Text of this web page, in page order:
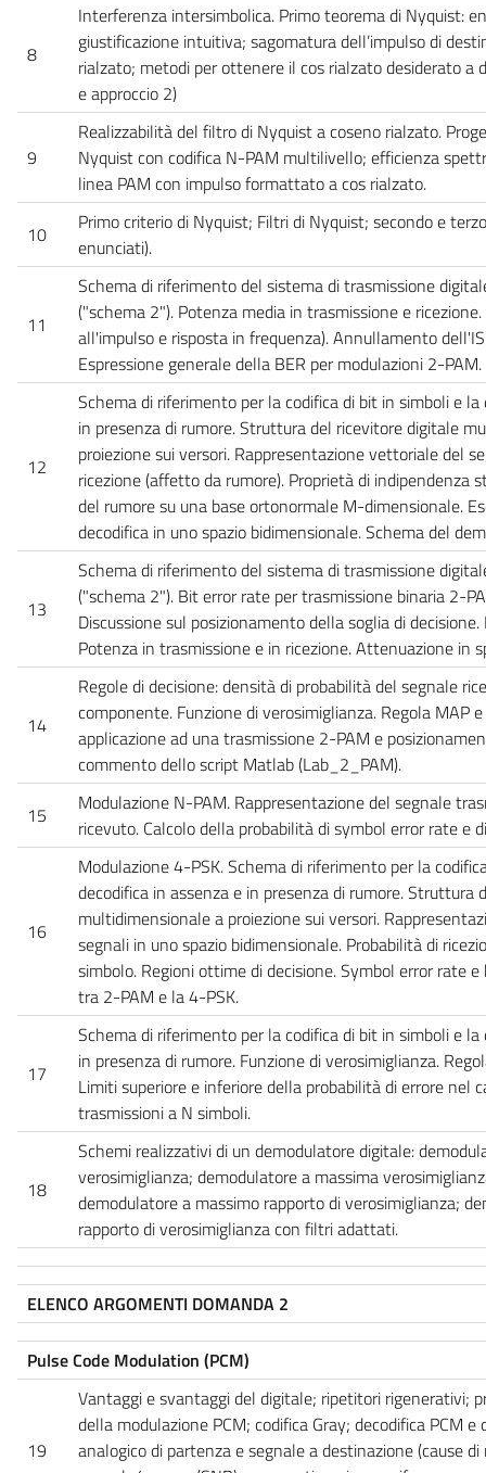
8
Interferenza intersimbolica. Primo teorema di Nyquist:
giustificazione intuitiva; sagomatura dell’impulso di
rialzato; metodi per ottenere il cos rialzato desiderato a
e approccio 2)
9
Realizzabilità del filtro di Nyquist a coseno rialzato.
Nyquist con codifica N-PAM multilivello; efficienza
linea PAM con impulso formattato a cos rialzato.
10
Primo criterio di Nyquist; Filtri di Nyquist; secondo e
enunciati).
11
Schema di riferimento del sistema di trasmissione
("schema 2"). Potenza media in trasmissione e
all'impulso e risposta in frequenza). Annullamento
Espressione generale della BER per modulazioni 2-PAM.
12
Schema di riferimento per la codifica di bit in simboli e la
in presenza di rumore. Struttura del ricevitore digitale
proiezione sui versori. Rappresentazione vettoriale del
ricezione (affetto da rumore). Proprietà di indipendenza
del rumore su una base ortonormale M-dimensionale.
decodifica in uno spazio bidimensionale. Schema del
13
Schema di riferimento del sistema di trasmissione
("schema 2"). Bit error rate per trasmissione binaria 2-
Discussione sul posizionamento della soglia di
Potenza in trasmissione e in ricezione. Attenuazione in
14
Regole di decisione: densità di probabilità del segnale
componente. Funzione di verosimiglianza. Regola MAP
applicazione ad una trasmissione 2-PAM e
commento dello script Matlab (Lab_2_PAM).
15
Modulazione N-PAM. Rappresentazione del segnale
ricevuto. Calcolo della probabilità di symbol error rate e
16
Modulazione 4-PSK. Schema di riferimento per la
decodifica in assenza e in presenza di rumore. Struttura
multidimensionale a proiezione sui versori.
segnali in uno spazio bidimensionale. Probabilità di
simbolo. Regioni ottime di decisione. Symbol error rate
tra 2-PAM e la 4-PSK.
17
Schema di riferimento per la codifica di bit in simboli e la
in presenza di rumore. Funzione di verosimiglianza.
Limiti superiore e inferiore della probabilità di errore nel
trasmissioni a N simboli.
18
Schemi realizzativi di un demodulatore digitale:
verosimiglianza; demodulatore a massima
demodulatore a massimo rapporto di verosimiglianza;
rapporto di verosimiglianza con filtri adattati.
ELENCO ARGOMENTI DOMANDA 2
Pulse Code Modulation (PCM)
19
Vantaggi e svantaggi del digitale; ripetitori rigenerativi;
della modulazione PCM; codifica Gray; decodifica PCM
analogico di partenza e segnale a destinazione (cause